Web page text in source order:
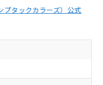
プタックカラーズ）公式